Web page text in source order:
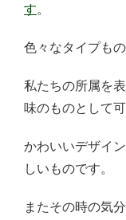
す。
色々なタイプもの
私たちの所属を
味のものとして
かわいいデザイ
しいものです。
またその時の気